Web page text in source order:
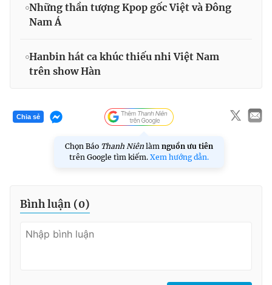
Những thần tượng Kpop gốc Việt và Đông
Nam Á
Hanbin hát ca khúc thiếu nhi Việt Nam
trên show Hàn
Chia sẻ
Chọn Báo Thanh Niên làm nguồn ưu tiên
trên Google tìm kiếm. Xem hướng dẫn.
Bình luận (0)